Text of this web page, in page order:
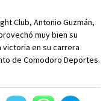
Club, Antonio Guzmán,
muy bien su
en su carrera
de Comodoro Deportes.